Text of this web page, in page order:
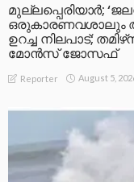
മുല്ലപ്പെരിയാര്‍;
ഒരുകാരണവശാലും
ഉറച്ച നിലപാട്;
മോന്‍സ് ജോസഫ്
Reporter August 5,